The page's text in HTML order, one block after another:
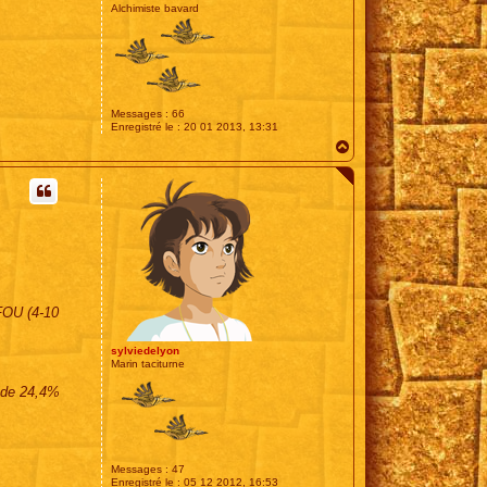
Alchimiste bavard
Messages : 66
Enregistré le : 20 01 2013, 13:31
a
u
sylviedelyon
Marin taciturne
Messages : 47
Enregistré le : 05 12 2012, 16:53
(4-10
24,4%